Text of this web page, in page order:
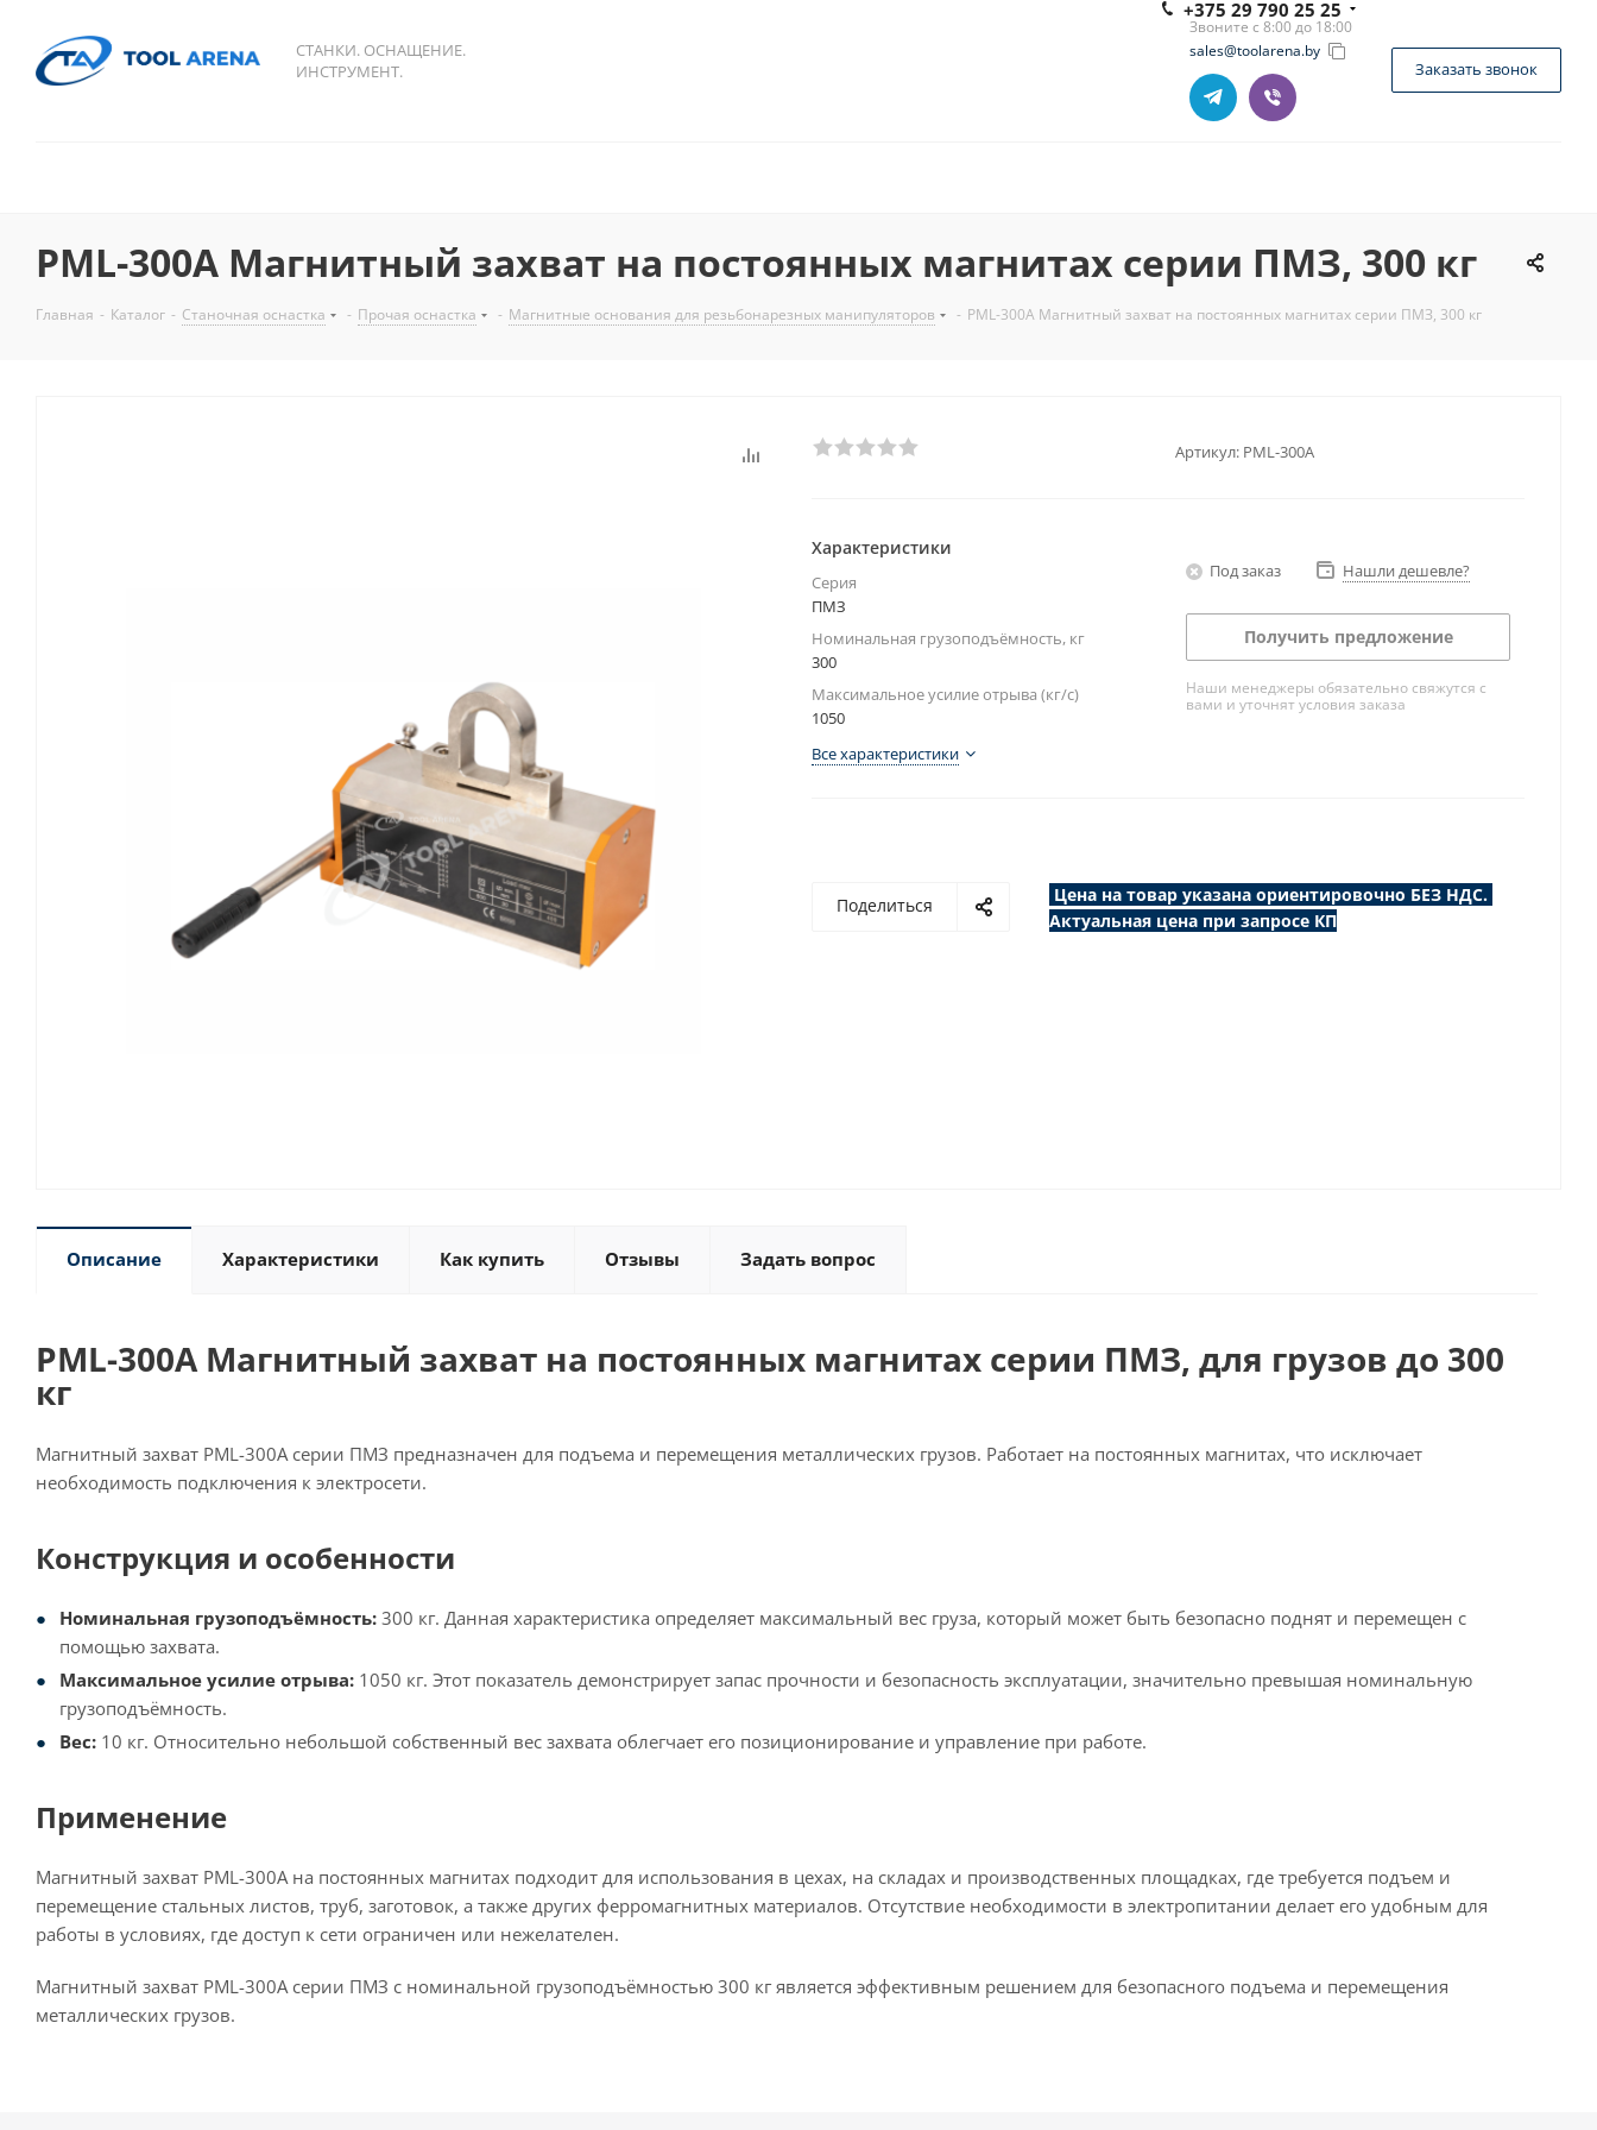
СТАНКИ. ОСНАЩЕНИЕ.
ИНСТРУМЕНТ.
+375 29 790 25 25
Звоните с 8:00 до 18:00
sales@toolarena.by
Заказать звонок
PML-300A Магнитный захват на постоянных магнитах серии ПМЗ, 300 кг
Главная - Каталог - Станочная оснастка - Прочая оснастка - Магнитные основания для резьбонарезных манипуляторов - PML-300A Магнитный захват на постоянных магнитах серии ПМЗ, 300 кг
Артикул: PML-300A
Характеристики
Серия
ПМЗ
Номинальная грузоподъёмность, кг
300
Максимальное усилие отрыва (кг/с)
1050
Все характеристики
Под заказ Нашли дешевле?
Получить предложение
Наши менеджеры обязательно свяжутся с
вами и уточнят условия заказа
Поделиться
Цена на товар указана ориентировочно БЕЗ НДС.
Актуальная цена при запросе КП
Описание Характеристики Как купить Отзывы Задать вопрос
PML-300A Магнитный захват на постоянных магнитах серии ПМЗ, для грузов до 300
кг
Магнитный захват PML-300A серии ПМЗ предназначен для подъема и перемещения металлических грузов. Работает на постоянных магнитах, что исключает
необходимость подключения к электросети.
Конструкция и особенности
Номинальная грузоподъёмность: 300 кг. Данная характеристика определяет максимальный вес груза, который может быть безопасно поднят и перемещен с
помощью захвата.
Максимальное усилие отрыва: 1050 кг. Этот показатель демонстрирует запас прочности и безопасность эксплуатации, значительно превышая номинальную
грузоподъёмность.
Вес: 10 кг. Относительно небольшой собственный вес захвата облегчает его позиционирование и управление при работе.
Применение
Магнитный захват PML-300A на постоянных магнитах подходит для использования в цехах, на складах и производственных площадках, где требуется подъем и
перемещение стальных листов, труб, заготовок, а также других ферромагнитных материалов. Отсутствие необходимости в электропитании делает его удобным для
работы в условиях, где доступ к сети ограничен или нежелателен.
Магнитный захват PML-300A серии ПМЗ с номинальной грузоподъёмностью 300 кг является эффективным решением для безопасного подъема и перемещения
металлических грузов.